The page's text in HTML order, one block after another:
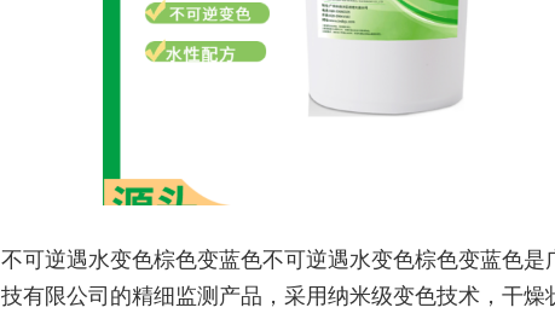
不可逆遇水变色棕色变蓝色不可逆遇水变色棕色变蓝色是
技有限公司的精细监测产品，采用纳米级变色技术，干燥